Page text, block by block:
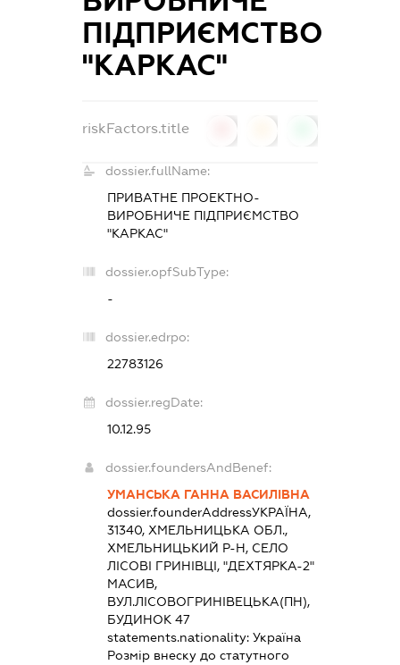
ПІДПРИЄМСТВО
"КАРКАС"
riskFactors.title
dossier.fullName:
ПРИВАТНЕ ПРОЕКТНО-
ВИРОБНИЧЕ ПІДПРИЄМСТВО
"КАРКАС"
dossier.opfSubType:
-
dossier.edrpo:
22783126
dossier.regDate:
10.12.95
dossier.foundersAndBenef:
УМАНСЬКА ГАННА ВАСИЛІВНА
dossier.founderAddressУКРАЇНА,
31340, ХМЕЛЬНИЦЬКА ОБЛ.,
ХМЕЛЬНИЦЬКИЙ Р-Н, СЕЛО
ЛІСОВІ ГРИНІВЦІ, "ДЕХТЯРКА-2"
МАСИВ,
ВУЛ.ЛІСОВОГРИНІВЕЦЬКА(ПН),
БУДИНОК 47
statements.nationality:Україна
Розмір внеску до статутного